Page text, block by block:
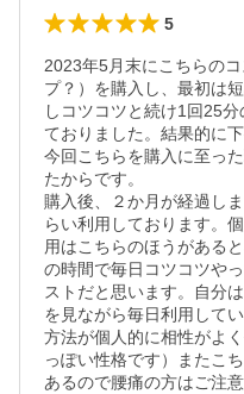
5
2023年5月末にこちらの
プ？）を購入し、最初は
しコツコツと続け1回25
ておりました。結果的に
今回こちらを購入に至っ
たからです。
購入後、２か月が経過し
らい利用しております。
用はこちらのほうがある
の時間で毎日コツコツや
ストだと思います。自分
を見ながら毎日利用して
方法が個人的に相性がよ
っぽい性格です）またこ
あるので腰痛の方はご注意